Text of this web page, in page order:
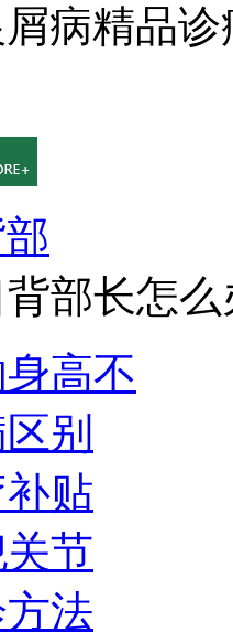
病精品
部长怎
高不
别
贴
节
法